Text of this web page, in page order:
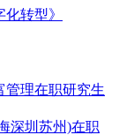
转型》
管理在职研究生
深圳苏州)在职